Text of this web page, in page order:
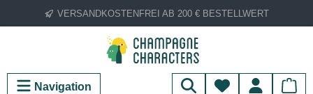
Zum Hauptinhalt springen
VERSANDKOSTENFREI AB 200 € BESTELLWERT
Navigation Du hast 0